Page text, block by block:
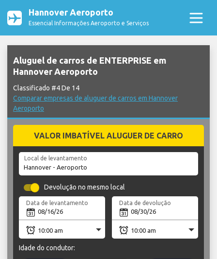
Hannover Aeroporto
Essencial Informações Aeroporto e Serviços
Aluguel de carros de ENTERPRISE em
Hannover Aeroporto
Classificado #4 De 14
Comparar empresas de aluguer de carros em Hannover
Aeroporto
VALOR IMBATÍVEL ALUGUER DE CARRO
Local de levantamento
Devolução no mesmo local
Data de levantamento Data de devolução
Idade do condutor: